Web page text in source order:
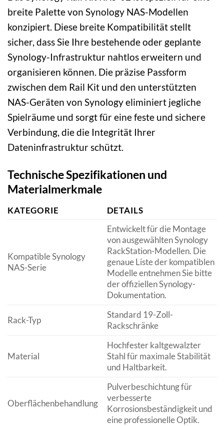
breite Palette von Synology NAS-Modellen
konzipiert. Diese breite Kompatibilität stellt
sicher, dass Sie Ihre bestehende oder geplante
Synology-Infrastruktur nahtlos erweitern und
organisieren können. Die präzise Passform
zwischen dem Rail Kit und den unterstützten
NAS-Geräten von Synology eliminiert jegliche
Spielräume und sorgt für eine feste und sichere
Verbindung, die die Integrität Ihrer
Dateninfrastruktur schützt.
Technische Spezifikationen und
Materialmerkmale
KATEGORIE DETAILS
Kompatible Synology
NAS-Serie
Entwickelt für die Montage
von ausgewählten Synology
RackStation-Modellen. Die
genaue Liste der kompatiblen
Modelle entnehmen Sie bitte
der offiziellen Synology-
Dokumentation.
Rack-Typ
Standard 19-Zoll-
Rackschränke
Material
Hochfester kaltgewalzter
Stahl für maximale Stabilität
und Haltbarkeit.
Oberflächenbehandlung
Pulverbeschichtung für
verbesserte
Korrosionsbeständigkeit und
eine professionelle Optik.